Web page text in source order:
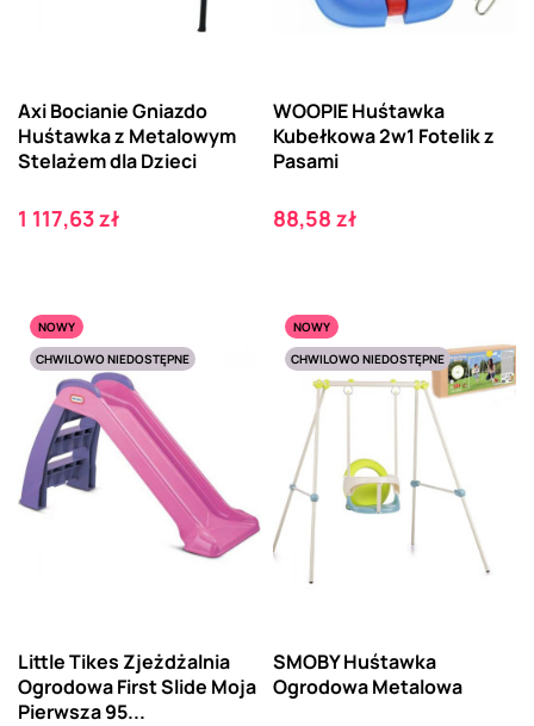
Axi Bocianie Gniazdo
Huśtawka z Metalowym
Stelażem dla Dzieci
Cena
1 117,63 zł
WOOPIE Huśtawka
Kubełkowa 2w1 Fotelik z
Pasami
Cena
88,58 zł
NOWY
CHWILOWO NIEDOSTĘPNE
Little Tikes Zjeżdżalnia
Ogrodowa First Slide Moja
Pierwsza 95...
NOWY
CHWILOWO NIEDOSTĘPNE
SMOBY Huśtawka
Ogrodowa Metalowa